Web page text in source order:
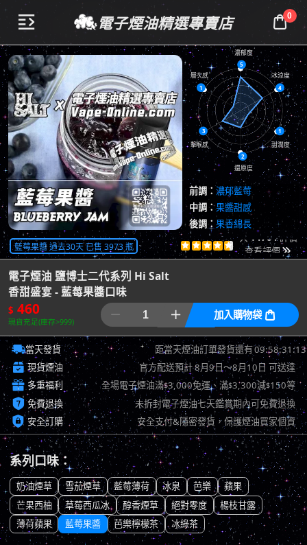
 電子煙油精選專賣店 0
5
4
1
2
3
1
濃郁度
冰涼度
甜潤度
還原度
擊喉感
層次感
前調： 濃郁藍莓
中調：果醬甜感
後調： 果香綿長
藍莓果醬 過去30天 已售 3973 瓶      共14704評價
查看評價
電子煙油 鹽博士二代系列 Hi Salt
香甜盛宴 - 藍莓果醬口味
$ 460
現貨充足(庫存>999)
  加入購物袋 
當天發貨 距當天煙油訂單發貨還有09:58:30:40
 現貨煙油 官方配送預計8月9日～8月10日 可送達
 多重福利 全場電子煙油滿$3,000免運、滿$3,300減$150等
 免費退換 未拆封電子煙油七天鑑賞期內可免費退換
 安全訂購 安全支付&隱密發貨，保護煙油買家個資
系列口味：
奶油煙草 雪茄煙草 藍莓薄荷 冰泉 芭樂
蘋果
芒果西柚
草莓西瓜冰 醇香煙草 絕對零度
楊枝甘露
薄荷蘋果
藍莓果醬 芭樂檸檬茶 冰綠茶